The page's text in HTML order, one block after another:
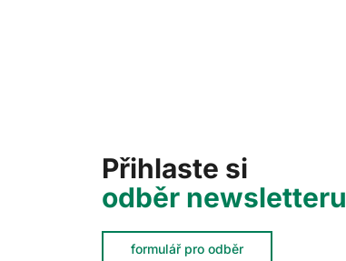
Přihlaste si
odběr newsletteru
formulář pro odběr